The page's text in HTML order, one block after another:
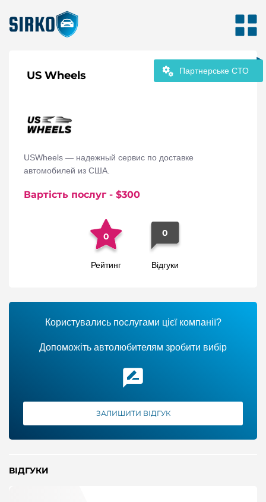
Партнерське СТО
US Wheels
USWheels — надежный сервис по доставке
автомобилей из США.
Вартість послуг - $300
0
Рейтинг
0
Відгуки
Користувались послугами цієї компанії?
Допоможіть автолюбителям зробити вибір
ЗАЛИШИТИ ВІДГУК
ВІДГУКИ